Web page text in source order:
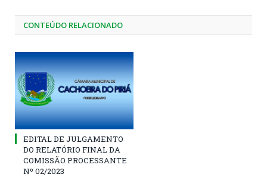
CONTEÚDO RELACIONADO
EDITAL DE JULGAMENTO
DO RELATÓRIO FINAL DA
COMISSÃO PROCESSANTE
Nº 02/2023